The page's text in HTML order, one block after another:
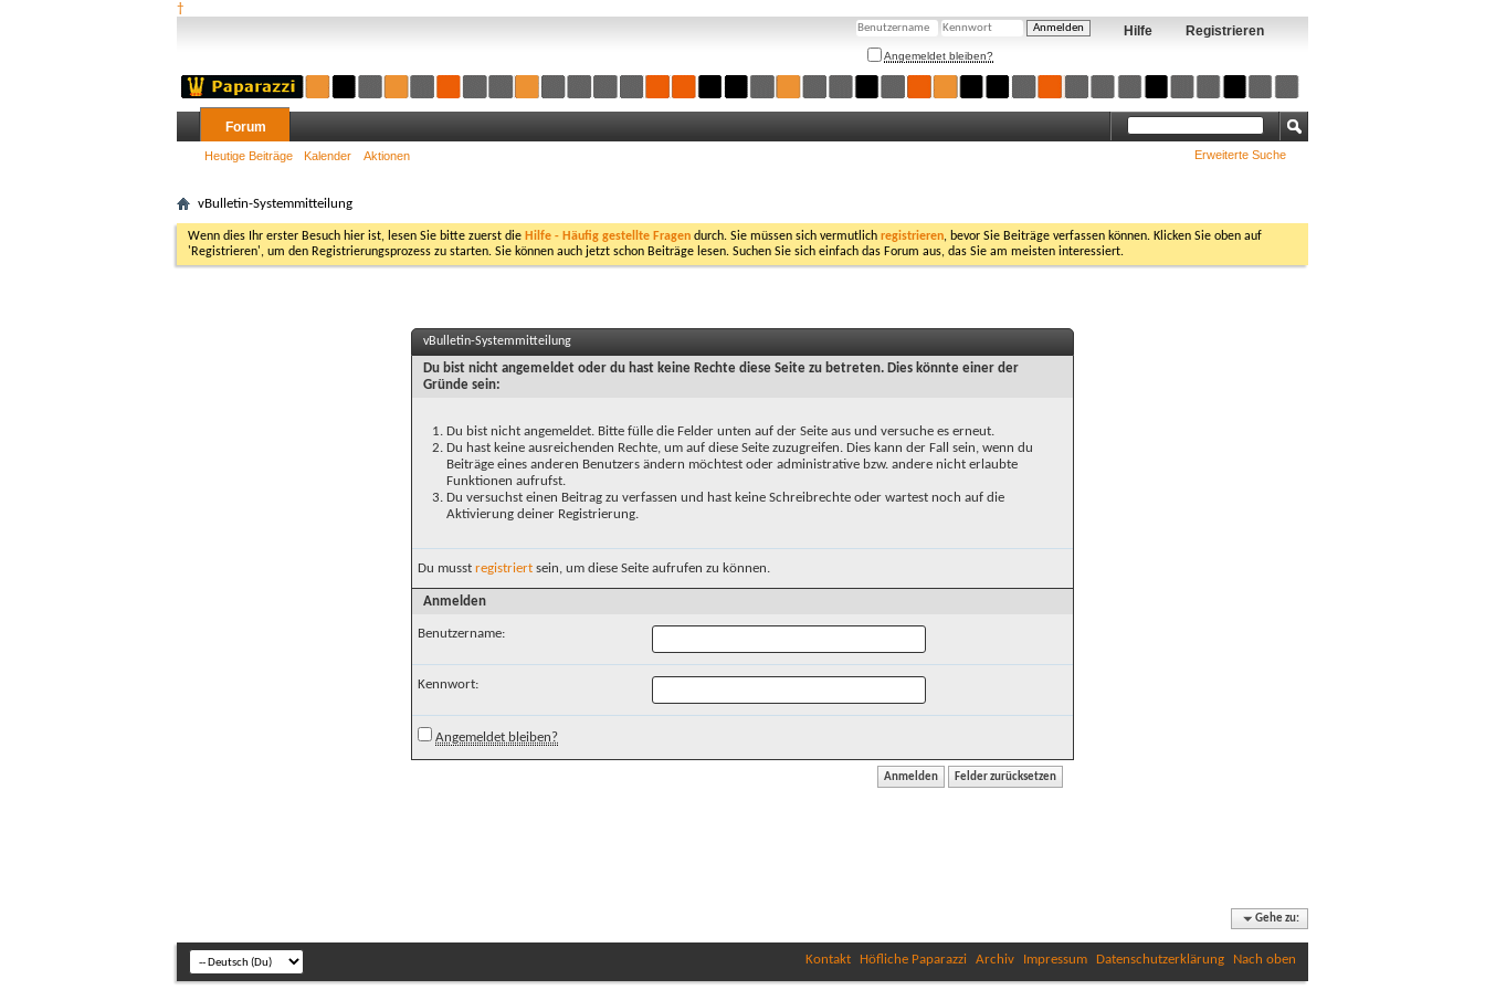
†
Registrieren
Hilfe
Angemeldet bleiben?
Forum
Heutige Beiträge Kalender Aktionen Erweiterte Suche
vBulletin-Systemmitteilung
Wenn dies Ihr erster Besuch hier ist, lesen Sie bitte zuerst die Hilfe - Häufig gestellte Fragen durch. Sie müssen sich vermutlich registrieren, bevor Sie Beiträge verfassen können. Klicken Sie oben auf
'Registrieren', um den Registrierungsprozess zu starten. Sie können auch jetzt schon Beiträge lesen. Suchen Sie sich einfach das Forum aus, das Sie am meisten interessiert.
vBulletin-Systemmitteilung
Du bist nicht angemeldet oder du hast keine Rechte diese Seite zu betreten. Dies könnte einer der
Gründe sein:
Du bist nicht angemeldet. Bitte fülle die Felder unten auf der Seite aus und versuche es erneut.
Du hast keine ausreichenden Rechte, um auf diese Seite zuzugreifen. Dies kann der Fall sein, wenn du
Beiträge eines anderen Benutzers ändern möchtest oder administrative bzw. andere nicht erlaubte
Funktionen aufrufst.
Du versuchst einen Beitrag zu verfassen und hast keine Schreibrechte oder wartest noch auf die
Aktivierung deiner Registrierung.
Du musst registriert sein, um diese Seite aufrufen zu können.
Anmelden
Benutzername:
Kennwort:
Angemeldet bleiben?
Gehe zu:
Kontakt Höfliche Paparazzi Archiv Impressum Datenschutzerklärung Nach oben